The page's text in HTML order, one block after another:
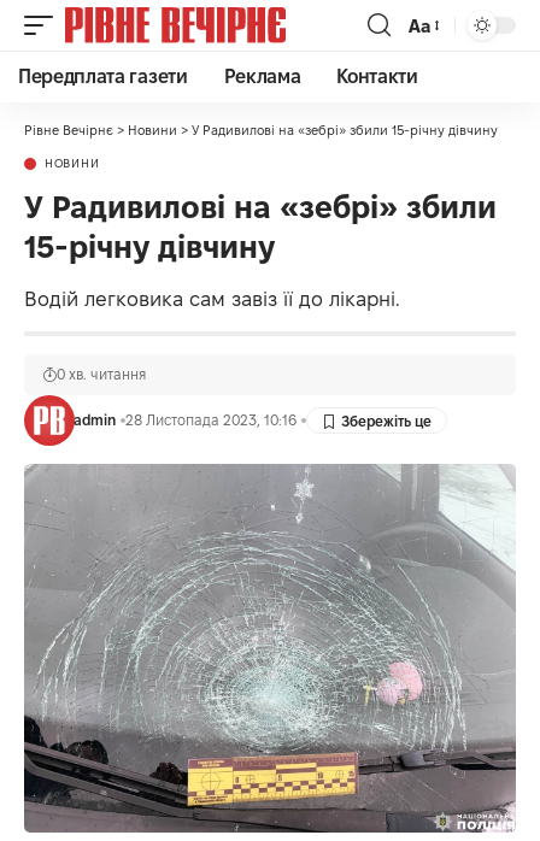
Аа
Передплата газети Реклама Контакти
Рівне Вечірнє > Новини > У Радивилові на «зебрі» збили 15-річну дівчину
НОВИНИ
У Радивилові на «зебрі» збили
15-річну дівчину
Водій легковика сам завіз її до лікарні.
admin 28 Листопада 2023, 10:16
0 хв. читання